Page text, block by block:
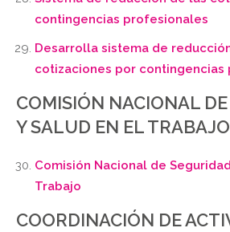
contingencias profesionales
Desarrolla sistema de
cotizaciones por contingencias
COMISIÓN NACIONAL
Y SALUD EN EL TRABAJO
Comisión Nacional de
Trabajo
COORDINACIÓN DE